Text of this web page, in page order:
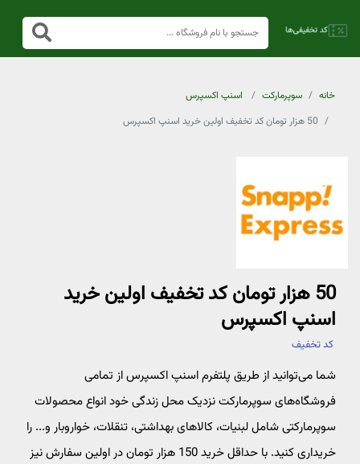
خانه سوپرمارکت
اسنپ اکسپرس
50 هزار تومان کد تخفیف اولین خرید اسنپ اکسپرس
50 هزار تومان کد تخفیف اولین خرید
اسنپ اکسپرس
کد تخفیف
شما می‌توانید از طریق پلتفرم اسنپ اکسپرس از تمامی
فروشگاه‌های سوپرمارکت نزدیک محل زندگی خود انواع محصولات
سوپرمارکتی شامل لبنیات، کالاهای بهداشتی، تنقلات، خواروبار و... را
خریداری کنید. با حداقل خرید 150 هزار تومان در اولین سفارش نیز